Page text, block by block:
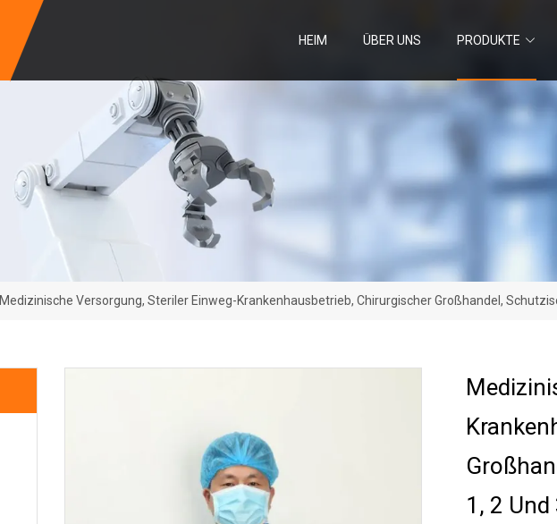
HEIM ÜBER UNS PRODUKTE
Medizinische Versorgung, Steriler Einweg-Krankenhausbetrieb, Chirurgischer Großhandel,
1, 2 Und